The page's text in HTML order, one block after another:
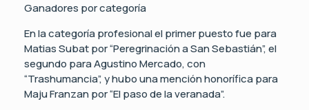
Ganadores por categoría
En la categoría profesional el primer puesto fue para
Matias Subat por “Peregrinación a San Sebastián”, el
segundo para Agustino Mercado, con
“Trashumancia”, y hubo una mención honorífica para
Maju Franzan por “El paso de la veranada”.